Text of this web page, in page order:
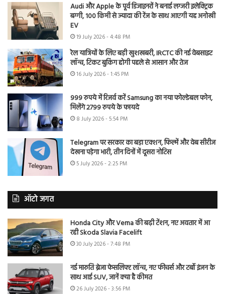
Audi और Apple के पूर्व डिजाइनरों ने बनाई लग्जरी इलेक्ट्रिक
बग्गी, 100 किमी से ज्यादा की रेंज के साथ आएगी यह अनोखी
EV
19 July 2026 - 4:48 PM
रेल यात्रियों के लिए बड़ी खुशखबरी, IRCTC की नई वेबसाइट
लॉन्च, टिकट बुकिंग होगी पहले से आसान और तेज
16 July 2026 - 1:45 PM
999 रुपये में रिजर्व करें Samsung का नया फोल्डेबल फोन,
मिलेंगे 2799 रुपये के फायदे
8 July 2026 - 5:54 PM
Telegram पर सरकार का बड़ा एक्शन, फिल्में और वेब सीरीज
देखना पड़ेगा भारी, तीन दिनों में दूसरा नोटिस
5 July 2026 - 2:25 PM
ऑटो जगत
Honda City और Verna की बढ़ी टेंशन, नए अवतार में आ
रही Skoda Slavia Facelift
30 July 2026 - 7:48 PM
नई मारुति ब्रेजा फेसलिफ्ट लॉन्च, नए फीचर्स और टर्बो इंजन के
साथ आई SUV, जानें क्या है कीमत
26 July 2026 - 3:56 PM